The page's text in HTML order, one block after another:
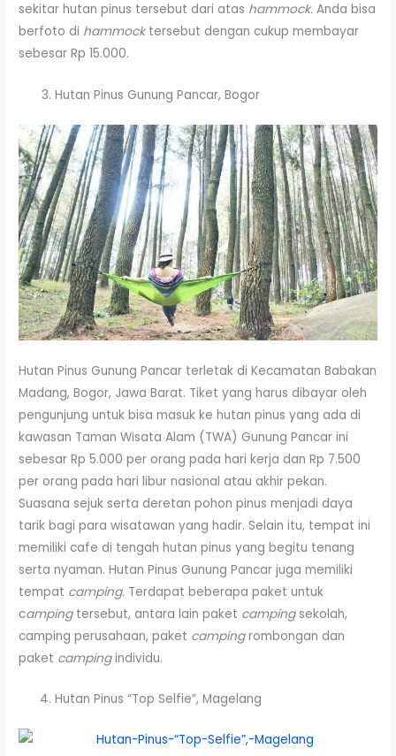
sekitar hutan pinus tersebut dari atas hammock. Anda bisa
berfoto di hammocktersebut dengan cukup membayar
sebesar Rp 15.000.
Hutan Pinus Gunung Pancar, Bogor
Hutan Pinus Gunung Pancar terletak di Kecamatan Babakan
Madang, Bogor, Jawa Barat. Tiket yang harus dibayar oleh
pengunjung untuk bisa masuk ke hutan pinus yang ada di
kawasan Taman Wisata Alam (TWA) Gunung Pancar ini
sebesar Rp 5.000 per orang pada hari kerja dan Rp 7.500
per orang pada hari libur nasional atau akhir pekan.
Suasana sejuk serta deretan pohon pinus menjadi daya
tarik bagi para wisatawan yang hadir. Selain itu, tempat ini
memiliki cafe di tengah hutan pinus yang begitu tenang
serta nyaman. Hutan Pinus Gunung Pancar juga memiliki
tempat camping. Terdapat beberapa paket untuk
campingtersebut, antara lain paket campingsekolah,
camping perusahaan, paket campingrombongan dan
paket campingindividu.
Hutan Pinus “Top Selfie”, Magelang